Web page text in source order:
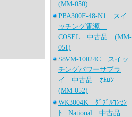
(MM-050)
PBA300F-48-N1 スイ
ッチング電源
COSEL 中古品 (MM-
051)
S8VM-10024C スイッ
チングパワーサプラ
イ 中古品 ｵﾑﾛﾝ
(MM-052)
WK3004K ﾀﾞﾌﾞﾙｺﾝｾﾝ
ﾄ National 中古品